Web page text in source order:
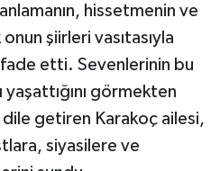
hissetmenin ve
şiirleri vasıtasıyla
etti. Sevenlerinin bu
görmekten
getiren Karakoç ailesi,
siyasilere ve